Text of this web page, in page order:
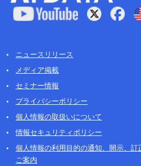
ニュースリリース
メディア掲載
セミナー情報
プライバシーポリシー
個人情報の取扱いについて
情報セキュリティポリシー
個人情報の利用目的の通知、開示、
ご案内